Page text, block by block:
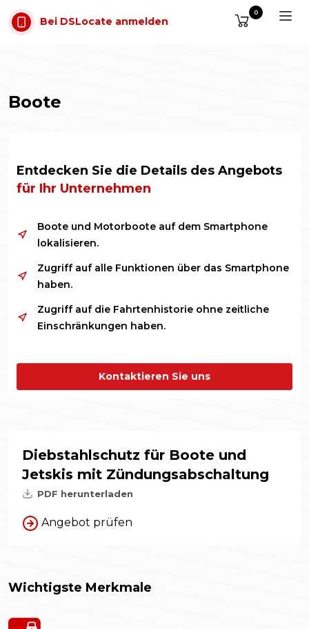
Zum Inhalt springen
Bei DSLocate anmelden
0
Boote
Entdecken Sie die Details des Angebots
für Ihr Unternehmen
Boote und Motorboote auf dem Smartphone
lokalisieren.
Zugriff auf alle Funktionen über das Smartphone
haben.
Zugriff auf die Fahrtenhistorie ohne zeitliche
Einschränkungen haben.
Kontaktieren Sie uns
Diebstahlschutz für Boote und
Jetskis mit Zündungsabschaltung
PDF herunterladen
Angebot prüfen
Wichtigste Merkmale